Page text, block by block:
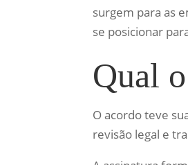
surgem para as
se posicionar
Qual
O acordo teve
revisão legal e